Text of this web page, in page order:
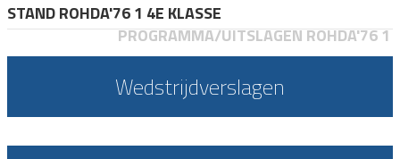
STAND ROHDA'76 1 4E KLASSE
PROGRAMMA/UITSLAGEN ROHDA'76 1
Wedstrijdverslagen